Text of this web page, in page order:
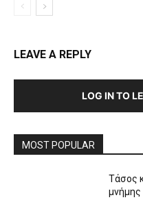
LEAVE A REPLY
LOG IN TO
MOST POPULAR
Τάσος
μνήμης